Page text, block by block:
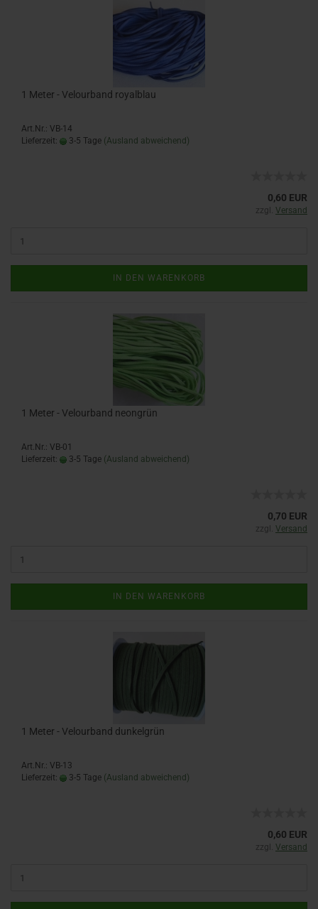
1 Meter - Velourband royalblau
Art.Nr.: VB-14
Lieferzeit:
3-5 Tage (Ausland abweichend)
0,60 EUR
zzgl. Versand
IN DEN WARENKORB
1 Meter - Velourband neongrün
Art.Nr.: VB-01
Lieferzeit:
3-5 Tage (Ausland abweichend)
0,70 EUR
zzgl. Versand
IN DEN WARENKORB
1 Meter - Velourband dunkelgrün
Art.Nr.: VB-13
Lieferzeit:
3-5 Tage (Ausland abweichend)
0,60 EUR
zzgl. Versand